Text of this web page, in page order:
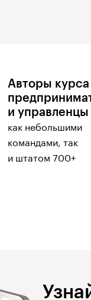
Авторы курса
и управленцы
как небольшими
командами, так
и штатом 700+